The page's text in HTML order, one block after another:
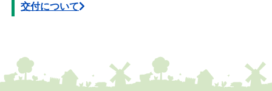
交付について